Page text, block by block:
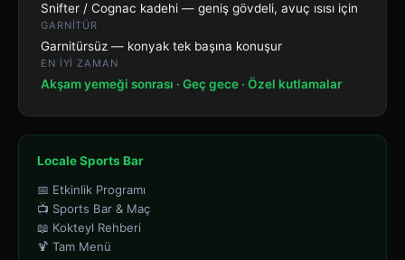
Snifter / Cognac kadehi — geniş gövdeli, avuç ısısı için
GARNITÜR
Garnitürsüz — konyak tek başına konuşur
EN IYI ZAMAN
Akşam yemeği sonrası · Geç gece · Özel kutlamalar
Locale Sports Bar
📅 Etkinlik Programı
📺 Sports Bar & Maç
📖 Kokteyl Rehberi
🍹 Tam Menü